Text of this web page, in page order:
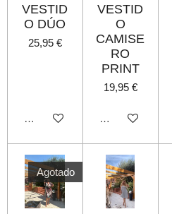
VESTID
O DÚO
25,95 €
Agotado
VESTID
O
CAMISE
RO
PRINT
19,95 €
Agotado
Agotado